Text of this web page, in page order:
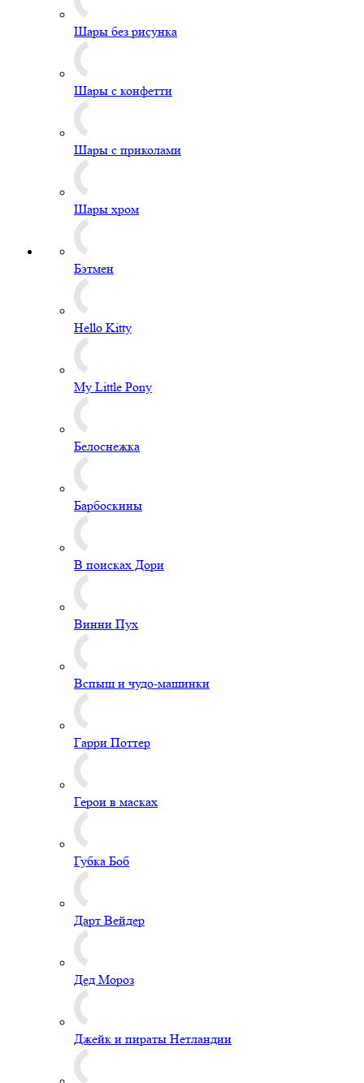
Шары без рисунка
Шары с конфетти
Шары с приколами
Шары хром
Бэтмен
Hello Kitty
My Little Pony
Белоснежка
Барбоскины
В поисках Дори
Винни Пух
Вспыш и чудо-машинки
Гарри Поттер
Герои в масках
Губка Боб
Дарт Вейдер
Дед Мороз
Джейк и пираты Нетландии